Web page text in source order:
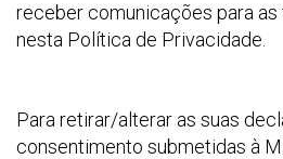
receber comunicações para
nesta Política de Privacidade.
Para retirar/alterar as suas
consentimento submetidas à